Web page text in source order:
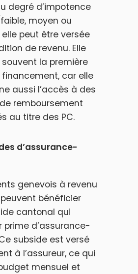
degré d’impotence
moyen ou
peut être versée
de revenu. Elle
la première
car elle
aussi l’accès à des
remboursement
au titre des PC.
d’assurance-
genevois à revenu
bénéficier
cantonal qui
prime d’assurance-
subside est versé
à l’assureur, ce qui
mensuel et